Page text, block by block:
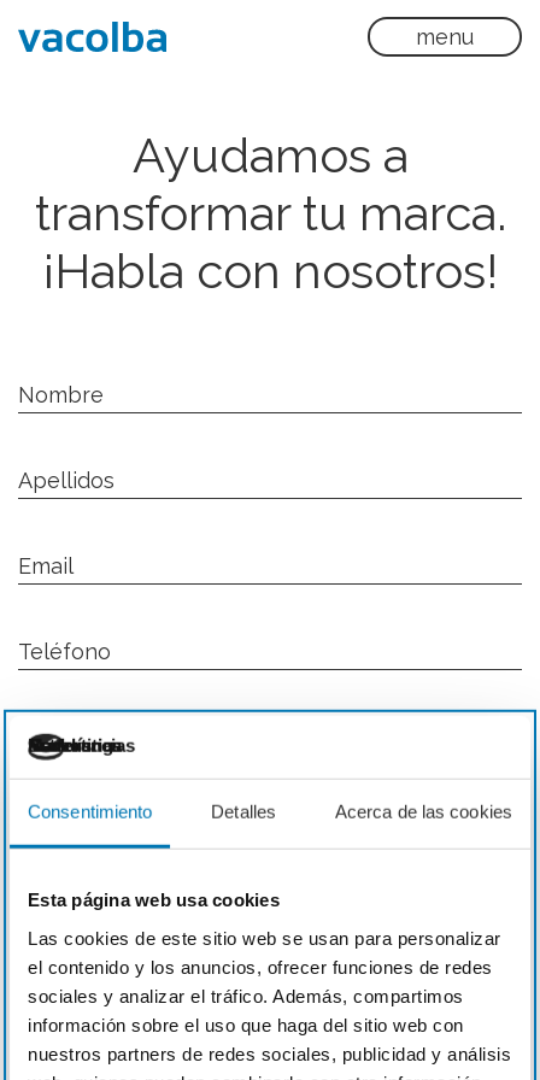
Consentimiento Detalles Acerca de las cookies
Esta página web usa cookies
Las cookies de este sitio web se usan para personalizar
el contenido y los anuncios, ofrecer funciones de redes
sociales y analizar el tráfico. Además, compartimos
información sobre el uso que haga del sitio web con
nuestros partners de redes sociales, publicidad y análisis
Necesarias
Preferencias
Estadística
Marketing
menu
Ayudamos a
transformar tu marca.
¡Habla con nosotros!
Nombre
Apellidos
Email
Teléfono
Asunto
Acepto lapolítica de privacidad